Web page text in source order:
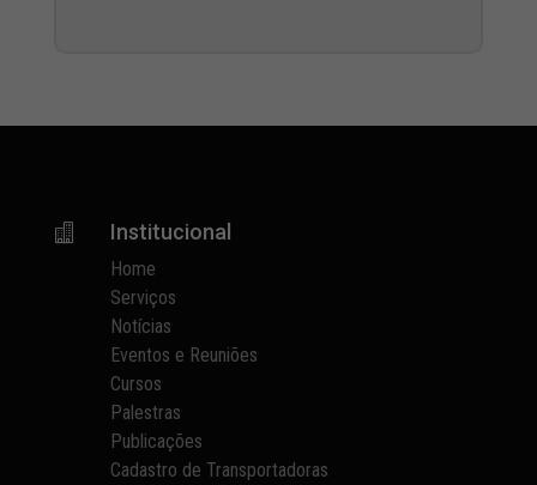
 Institucional
Home
Serviços
Notícias
Eventos e Reuniões
Cursos
Palestras
Publicações
Cadastro de Transportadoras